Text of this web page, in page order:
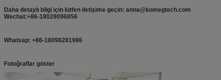
Daha detaylı bilgi için lütfen iletişime geçin: anna@komegtech.com
Wechat:+86-18029096856
Whatsap: +86-18098281986
Fotoğraflar göster